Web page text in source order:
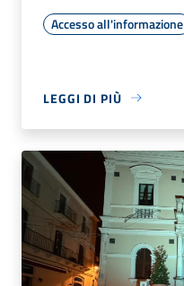
Accesso all'informazione
LEGGI DI PIÙ